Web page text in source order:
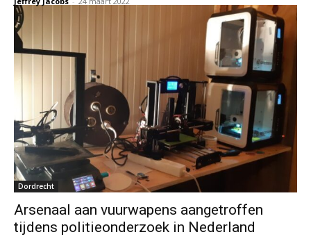
Dordrecht
Arsenaal aan vuurwapens aangetroffen
tijdens politieonderzoek in Nederland